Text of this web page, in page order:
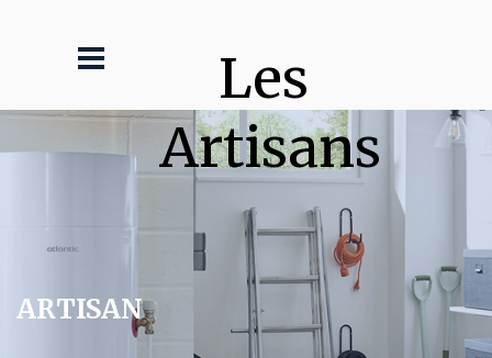
Les
Artisans
ARTISAN